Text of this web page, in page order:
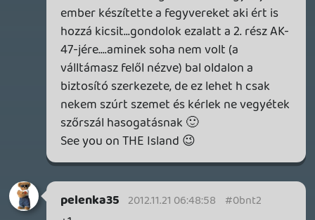
casper007 2012.11.20 21:23:27 #0bnsv
A Battle Cry és a meccs végi szívatás
marha jó ötlet. 🙂
alf22 2012.11.20 20:43:30 #0bnsu
kinek mi
he7edik 2012.11.20 19:21:19
Kencsu 2012.11.20 20:19:36 #0bnst
Ilyen avatarral ez vicces. 😃
he7edik